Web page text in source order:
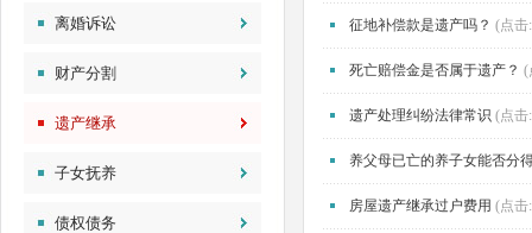
离婚诉讼
财产分割
遗产继承
子女抚养
债权债务
征地补偿款是遗产吗？ (点击
死亡赔偿金是否属于遗产？ (
遗产处理纠纷法律常识 (点击
养父母已亡的养子女能否分
房屋遗产继承过户费用 (点击